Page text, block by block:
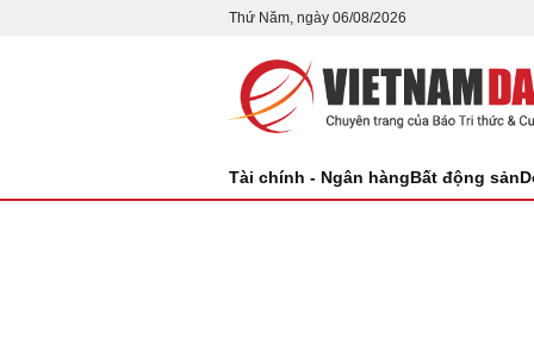
Thứ Năm, ngày 06/08/2026
Tài chính - Ngân hàngBất động sản